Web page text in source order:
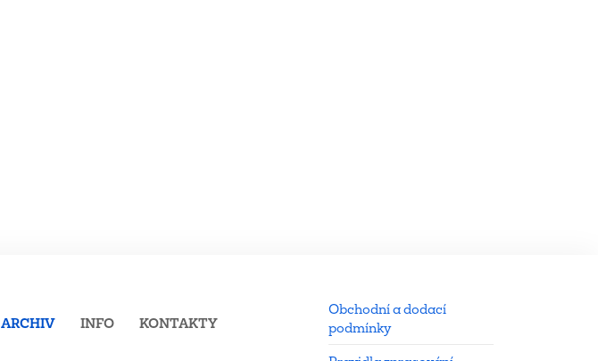
ARCHIV INFO KONTAKTY
Obchodní a dodací
podmínky